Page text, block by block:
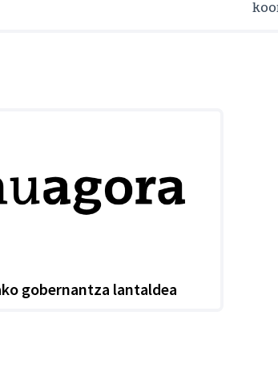
gobernantza lantaldea